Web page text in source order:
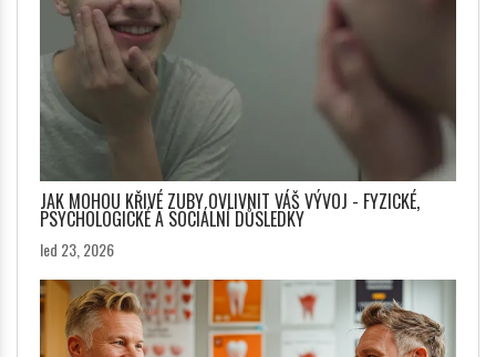
JAK MOHOU KŘIVÉ ZUBY OVLIVNIT VÁŠ VÝVOJ - FYZICKÉ,
PSYCHOLOGICKÉ A SOCIÁLNÍ DŮSLEDKY
led 23, 2026